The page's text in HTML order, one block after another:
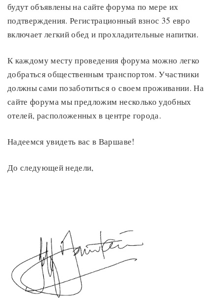
будут объявлены на сайте форума по мере их
подтверждения. Регистрационный взнос 35 евро
включает легкий обед и прохладительные напитки.
К каждому месту проведения форума можно легко
добраться общественным транспортом. Участники
должны сами позаботиться о своем проживании. На
сайте форума мы предложим несколько удобных
отелей, расположенных в центре города.
Надеемся увидеть вас в Варшаве!
До следующей недели,